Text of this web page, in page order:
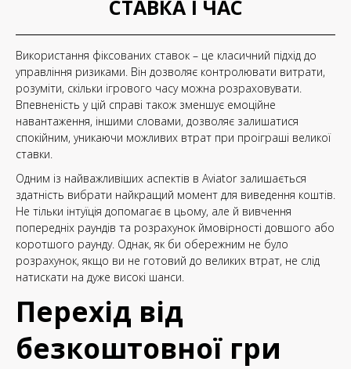
СТАВКА І ЧАС
Використання фіксованих ставок – це класичний підхід до
управління ризиками. Він дозволяє контролювати витрати,
розуміти, скільки ігрового часу можна розраховувати.
Впевненість у цій справі також зменшує емоційне
навантаження, іншими словами, дозволяє залишатися
спокійним, уникаючи можливих втрат при проіграші великої
ставки.
Одним із найважливіших аспектів в Aviator залишається
здатність вибрати найкращий момент для виведення коштів.
Не тільки інтуїція допомагає в цьому, але й вивчення
попередніх раундів та розрахунок ймовірності довшого або
коротшого раунду. Однак, як би обережним не було
розрахунок, якщо ви не готовий до великих втрат, не слід
натискати на дуже високі шанси.
Перехід від
безкоштовної гри